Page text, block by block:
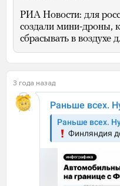
РИА Новости: для
создали мини-дроны,
сбрасывать в
3 года назад